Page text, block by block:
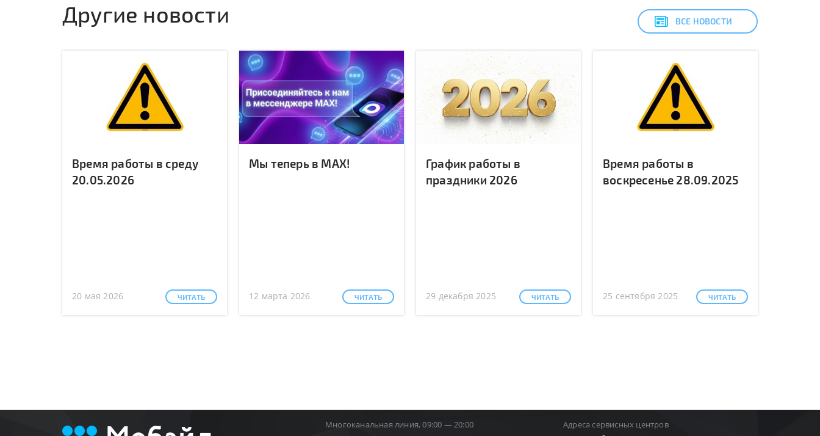
Другие новости ВСЕ НОВОСТИ
Время работы в среду
20.05.2026
20 мая 2026 ЧИТАТЬ
Мы теперь в MAX!
12 марта 2026 ЧИТАТЬ
График работы в
праздники 2026
29 декабря 2025 ЧИТАТЬ
Время работы в
воскресенье 28.09.2025
25 сентября 2025 ЧИТАТЬ
Многоканальная линия, 09:00 — 20:00
Адреса сервисных центров